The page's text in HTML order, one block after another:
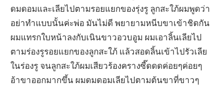
ดมดอมและเลียไปตามรอยแยกของรุ่งรู ลูกสะใภ้ผมพูดว่า
อย่าทำแบบนั้นค่ะพ่อ มันไม่ดี พยายามหนีบขาเข้าชิดกัน
ผมแทรกใบหน้าลงกับเนินขาวอวบอูม ผมเอาลิ้นเลียไป
ตามร่องรูรอยแยกของลูกสะใภ้ แล้วสอดลิ้นเข้าไปรัวเลีย
ในร่องรู จนลูกสะใภ้ผมเสียวร้องครางซี๊ดดดค่อยๆค่อยๆ
อ้าขาออกมากขึ้น ผมดมดอมเลียไปตามต้นขาที่ขาวๆ